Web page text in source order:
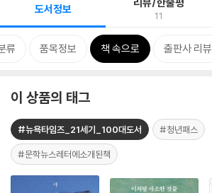
도서정보 11
류 품목정보 책 속으로 출판사 리뷰
이 상품의 태그
#뉴욕타임즈_21세기_100대도서 #청년패스
#문학뉴스레터에소개된책